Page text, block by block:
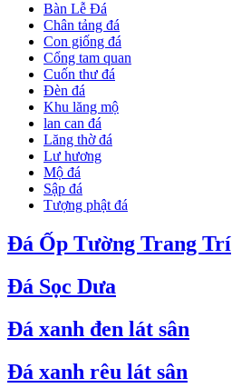
Bàn Lễ Đá
Chân tảng đá
Con giống đá
Cổng tam quan
Cuốn thư đá
Đèn đá
Khu lăng mộ
lan can đá
Lăng thờ đá
Lư hương
Mộ đá
Sập đá
Tượng phật đá
Đá Ốp Tường Trang Trí
Đá Sọc Dưa
Đá xanh đen lát sân
Đá xanh rêu lát sân